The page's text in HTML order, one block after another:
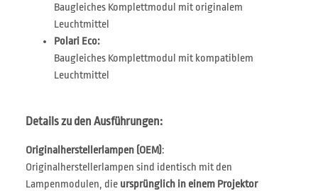
Baugleiches Komplettmodul mit originalem
Leuchtmittel
Polari Eco:
Baugleiches Komplettmodul mit kompatiblem
Leuchtmittel
Details zu den Ausführungen:
Originalherstellerlampen (OEM):
Originalherstellerlampen sind identisch mit den
Lampenmodulen, die ursprünglich in einem Projektor